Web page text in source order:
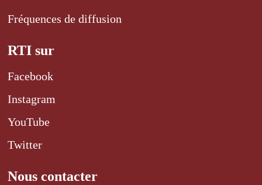
Fréquences de diffusion
RTI sur
Facebook
Instagram
YouTube
Twitter
Nous contacter